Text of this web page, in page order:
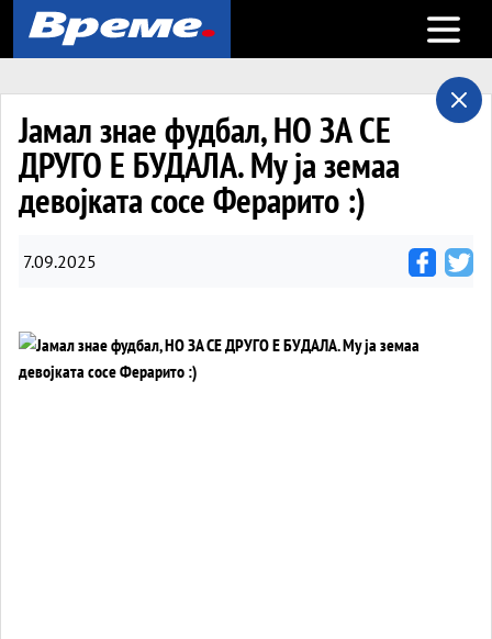
Open
Јамал знае фудбал, НО ЗА СЕ
ДРУГО Е БУДАЛА. Му ја земаа
девојката сосе Ферарито :)
7.09.2025